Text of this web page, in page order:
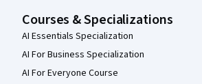
Courses & Specializations
AI Essentials Specialization
AI For Business Specialization
AI For Everyone Course